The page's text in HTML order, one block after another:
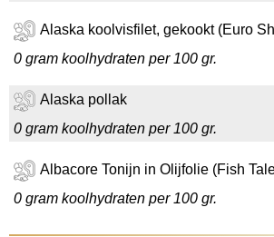
Alaska koolvisfilet, gekookt (Euro
0 gram koolhydraten per 100 gr.
Alaska pollak
0 gram koolhydraten per 100 gr.
Albacore Tonijn in Olijfolie (Fish
0 gram koolhydraten per 100 gr.